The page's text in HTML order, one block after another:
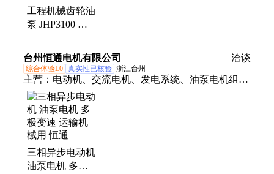
工程机械齿轮油
泵 JHP3100 单
捷 操作简单
台州恒通电机有限公司 洽谈
综合体验L0 真实性已核验 浙江台州
主营： 电动机、交流电机、发电系统、油泵电机组、
卧式电机、铝壳电机、变频电机、三相电机、异步电
机、振动电机、防爆电机、防腐电机、多功率电机、
振动筛电机、减速机电机、大功率电机、耐高温电
机、三相铁壳电机、制动刹车电机、防爆电动马达、
电磁制动马达、单相震动电机、三相力矩电机、齿轮
减速电机、卧式铁壳电机
三相异步电动机
油泵电机 多极